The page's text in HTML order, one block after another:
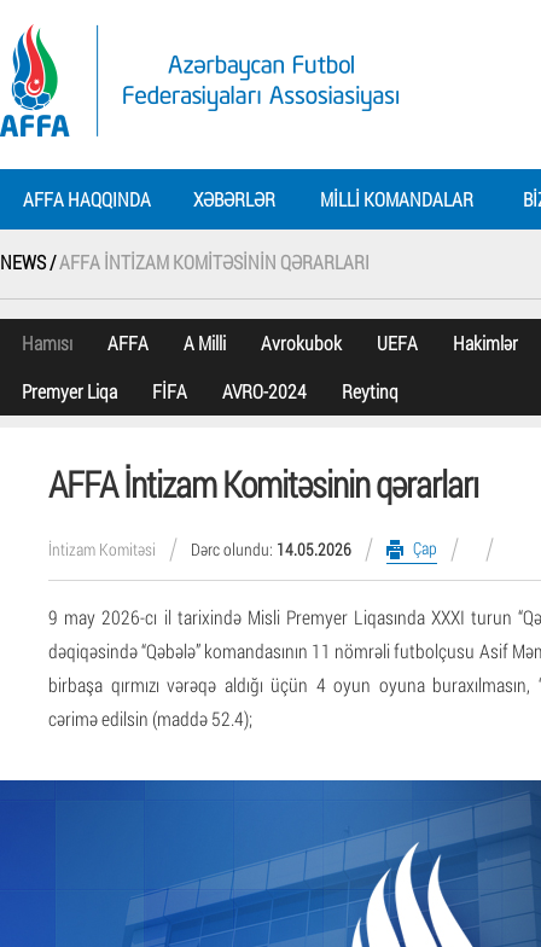
AFFA HAQQINDA XƏBƏRLƏR MILLI KOMANDALAR
NEWS /AFFA İNTIZAM KOMITƏSININ QƏRARLARI
Hamısı AFFA A Milli Avrokubok UEFA
Hakimlər
Premyer Liqa
FİFA AVRO-2024 Reytinq
AFFA İntizam Komitəsinin qərarları
İntizam Komitəsi Dərc olundu: 14.05.2026 Çap
9 may 2026-cı il tarixində Misli Premyer Liqasında XXXI turun
dəqiqəsində “Qəbələ” komandasının 11 nömrəli futbolçusu Asif
birbaşa qırmızı vərəqə aldığı üçün 4 oyun oyuna
cərimə edilsin (maddə 52.4);